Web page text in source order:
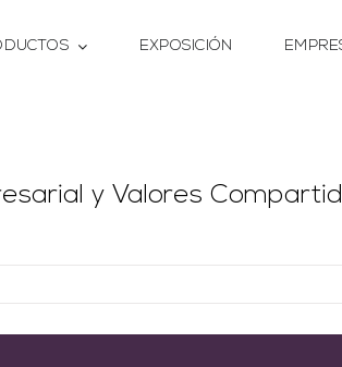
EXPOSICIÓN
y Valores